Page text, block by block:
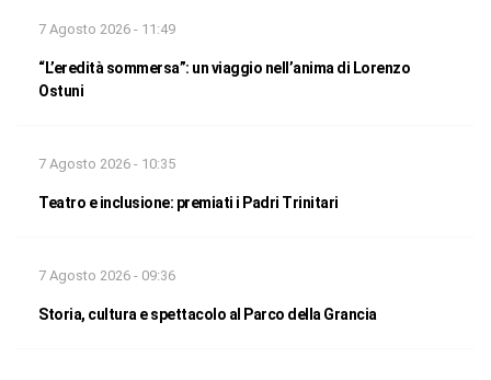
7 Agosto 2026 - 11:49
“L’eredità sommersa”: un viaggio nell’anima di Lorenzo
Ostuni
7 Agosto 2026 - 10:35
Teatro e inclusione: premiati i Padri Trinitari
7 Agosto 2026 - 09:36
Storia, cultura e spettacolo al Parco della Grancia